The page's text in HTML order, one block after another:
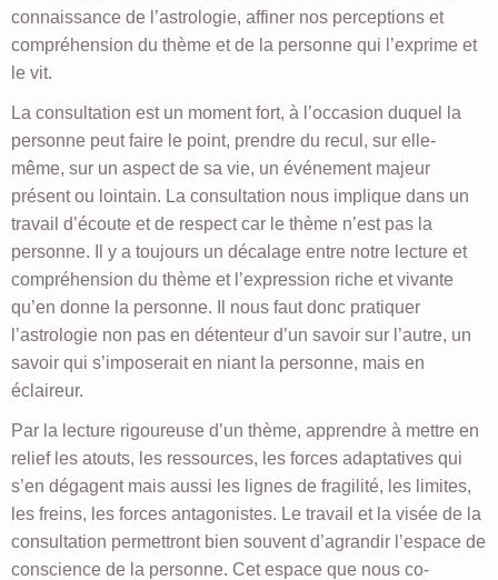
connaissance de l’astrologie, affiner nos perceptions et
compréhension du thème et de la personne qui l’exprime et
le vit.
La consultation est un moment fort, à l’occasion duquel la
personne peut faire le point, prendre du recul, sur elle-
même, sur un aspect de sa vie, un événement majeur
présent ou lointain. La consultation nous implique dans un
travail d’écoute et de respect car le thème n’est pas la
personne. Il y a toujours un décalage entre notre lecture et
compréhension du thème et l’expression riche et vivante
qu’en donne la personne. Il nous faut donc pratiquer
l’astrologie non pas en détenteur d’un savoir sur l’autre, un
savoir qui s’imposerait en niant la personne, mais en
éclaireur.
Par la lecture rigoureuse d’un thème, apprendre à mettre en
relief les atouts, les ressources, les forces adaptatives qui
s’en dégagent mais aussi les lignes de fragilité, les limites,
les freins, les forces antagonistes. Le travail et la visée de la
consultation permettront bien souvent d’agrandir l’espace de
conscience de la personne. Cet espace que nous co-